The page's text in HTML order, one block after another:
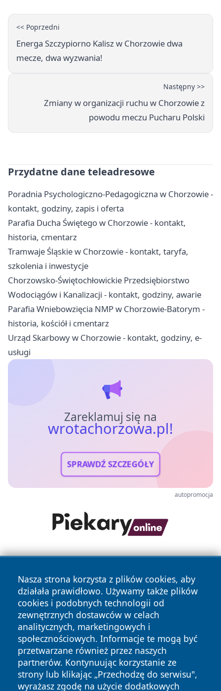
<< Poprzedni
Energa Szczypiorno Kalisz w Chorzowie dwa
mecze, dwa wyzwania!
Następny >>
Zmiany w organizacji ruchu w Chorzowie z
powodu meczu Pucharu Polski
Przydatne dane teleadresowe
Poradnia Psychologiczno-Pedagogiczna w Chorzowie -
kontakt, godziny, zapis i oferta
Parafia Ducha Świętego w Chorzowie - kontakt,
historia, cmentarz
Tramwaje Śląskie w Chorzowie - kontakt, taryfa,
szkolenia i inwestycje
Chorzowsko-Świętochłowickie Przedsiębiorstwo
Wodociągów i Kanalizacji - kontakt, godziny, awarie
Parafia Wniebowzięcia NMP w Chorzowie-Batorym -
historia, kościół i cmentarz
Urząd Skarbowy w Chorzowie - kontakt, godziny, e-
usługi
Zareklamuj się na
wrotachorzowa.pl!
SPRAWDŹ SZCZEGÓŁY
autopromocja
Nasza strona korzysta z plików cookies, aby
działała prawidłowo. Używamy także plików
cookies i podobnych technologii od
zewnętrznych dostawców w celach
analitycznych, marketingowych i
społecznościowych. Informacje te mogą być
przetwarzane również przez naszych
partnerów. Kontynuując korzystanie ze
strony lub klikając „Przechodzę do serwisu",
wyrażasz zgodę na użycie dodatkowych
Copyright © 2026 wrotachorzowa.pl Wszystkie prawa
zastrzeżone.
News Autorzy
Polityka
Prywatności
Polityka
Cookies